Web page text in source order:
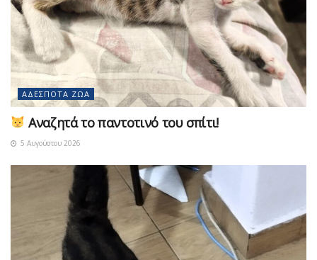
ΑΔΈΣΠΟΤΑ ΖΏΑ
Αναζητά το παντοτινό του σπίτι!
5 Αυγούστου 2026